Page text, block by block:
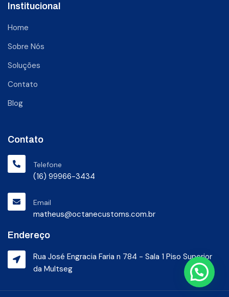
Institucional
Home
Sobre Nós
Soluções
Contato
Blog
Contato
Telefone
(16) 99966-3434
Email
matheus@octanecustoms.com.br
Endereço
Rua José Engracia Faria n 784 - Sala 1 Piso Superior
da Multseg